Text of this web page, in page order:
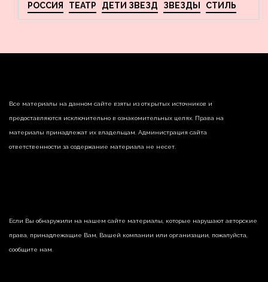
РОССИЯ ТЕАТР ДЕТИ ЗВЕЗД ЗВЕЗДЫ СТИЛЬ
Все материалы на данном сайте взяты из открытых источников и
предоставляются исключительно в ознакомительных целях. Права на
материалы принадлежат их владельцам. Администрация сайта
ответственности за содержание материала не несет.
Если Вы обнаружили на нашем сайте материалы, которые нарушают авторские
права, принадлежащие Вам, Вашей компании или организации, пожалуйста,
сообщите нам.